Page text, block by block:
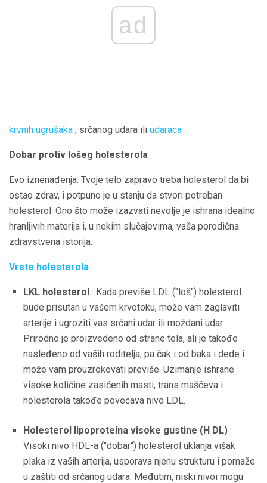
ad
krvnih ugrušaka , srčanog udara ili udaraca .
Dobar protiv lošeg holesterola
Evo iznenađenja: Tvoje telo zapravo treba holesterol da bi
ostao zdrav, i potpuno je u stanju da stvori potreban
holesterol. Ono što može izazvati nevolje je ishrana idealno
hranljivih materija i, u nekim slučajevima, vaša porodična
zdravstvena istorija.
Vrste holesterola
LKL holesterol : Kada previše LDL ("loš") holesterol
bude prisutan u vašem krvotoku, može vam zaglaviti
arterije i ugroziti vas srčani udar ili moždani udar.
Prirodno je proizvedeno od strane tela, ali je takođe
nasleđeno od vaših roditelja, pa čak i od baka i dede i
može vam prouzrokovati previše. Uzimanje ishrane
visoke količine zasićenih masti, trans maščeva i
holesterola takođe povećava nivo LDL.
Holesterol lipoproteina visoke gustine (H DL) :
Visoki nivo HDL-a ("dobar") holesterol uklanja višak
plaka iz vaših arterija, usporava njenu strukturu i pomaže
u zaštiti od srčanog udara. Međutim, niski nivoi mogu